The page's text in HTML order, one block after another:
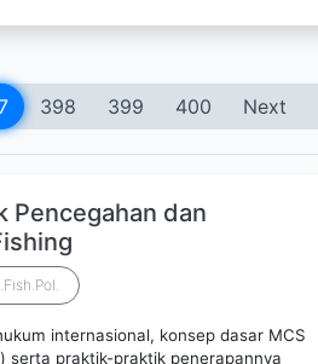
398 399 400 Next
Pencegahan dan
internasional, konsep dasar MCS
serta praktik-praktik penerapannya